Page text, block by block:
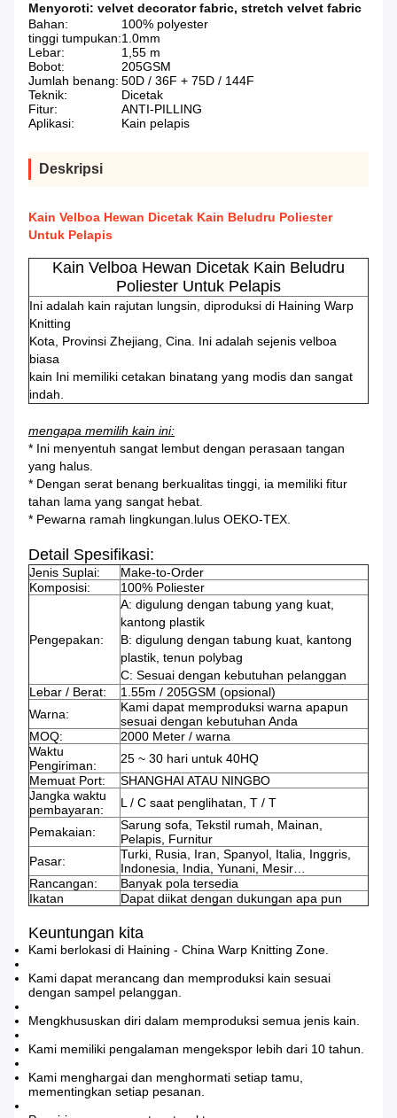
Menyoroti: velvet decorator fabric, stretch velvet fabric
Bahan:
100% polyester
tinggi tumpukan:1.0mm
Lebar:
1,55 m
Bobot:
205GSM
Jumlah benang: 50D / 36F + 75D / 144F
Teknik:
Dicetak
Fitur:
ANTI-PILLING
Aplikasi:
Kain pelapis
Deskripsi
Kain Velboa Hewan Dicetak Kain Beludru Poliester
Untuk Pelapis
Kain Velboa Hewan Dicetak Kain Beludru
Poliester Untuk Pelapis
Ini adalah kain rajutan lungsin, diproduksi di Haining Warp
Knitting
Kota, Provinsi Zhejiang, Cina. Ini adalah sejenis velboa
biasa
kain Ini memiliki cetakan binatang yang modis dan sangat
indah.
mengapa memilih kain ini:
* Ini menyentuh sangat lembut dengan perasaan tangan
yang halus.
* Dengan serat benang berkualitas tinggi, ia memiliki fitur
tahan lama yang sangat hebat.
* Pewarna ramah lingkungan.lulus OEKO-TEX.
Detail Spesifikasi:
Jenis Suplai:
Make-to-Order
Komposisi:
100% Poliester
Pengepakan:
A: digulung dengan tabung yang kuat,
kantong plastik
B: digulung dengan tabung kuat, kantong
plastik, tenun polybag
C: Sesuai dengan kebutuhan pelanggan
Lebar / Berat:
1.55m / 205GSM (opsional)
Warna:
Kami dapat memproduksi warna apapun
sesuai dengan kebutuhan Anda
MOQ:
2000 Meter / warna
Waktu
Pengiriman:
25 ~ 30 hari untuk 40HQ
Memuat Port:
SHANGHAI ATAU NINGBO
Jangka waktu
pembayaran:
L / C saat penglihatan, T / T
Pemakaian:
Sarung sofa, Tekstil rumah, Mainan,
Pelapis, Furnitur
Pasar:
Turki, Rusia, Iran, Spanyol, Italia, Inggris,
Indonesia, India, Yunani, Mesir…
Rancangan:
Banyak pola tersedia
Ikatan
Dapat diikat dengan dukungan apa pun
Keuntungan kita
Kami berlokasi di Haining - China Warp Knitting Zone.
Kami dapat merancang dan memproduksi kain sesuai
dengan sampel pelanggan.
Mengkhususkan diri dalam memproduksi semua jenis kain.
Kami memiliki pengalaman mengekspor lebih dari 10 tahun.
Kami menghargai dan menghormati setiap tamu,
mementingkan setiap pesanan.